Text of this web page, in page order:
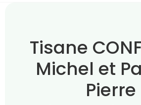
Tisane
Michel et
Pierre